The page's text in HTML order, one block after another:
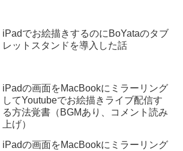
iPadでお絵描きするのにBoYataのタブ
レットスタンドを導入した話
iPadの画面をMacBookにミラーリング
してYoutubeでお絵描きライブ配信す
る方法覚書（BGMあり、コメント読み
上げ）
iPadの画面をMacBookにミラーリング